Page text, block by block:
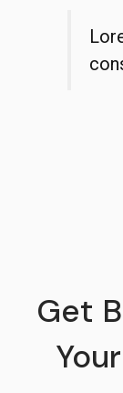
Get